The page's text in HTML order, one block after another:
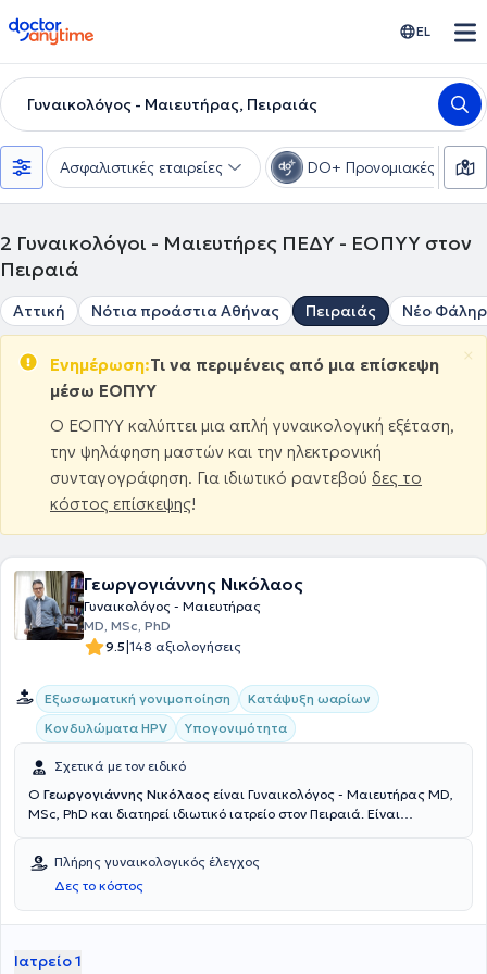
doctoranytime EL
Γυναικολόγος - Μαιευτήρας, Πειραιάς
Ασφαλιστικές εταιρείες DO+ Προνομιακές τιμές
2 Γυναικολόγοι - Μαιευτήρες ΠΕΔΥ - ΕΟΠΥΥ στον
Πειραιά
Αττική Νότια προάστια Αθήνας Πειραιάς Νέο
Ενημέρωση:Τι να περιμένεις από μια επίσκεψη
μέσω ΕΟΠΥΥ
Ο ΕΟΠΥΥ καλύπτει μια απλή γυναικολογική εξέταση,
την ψηλάφηση μαστών και την ηλεκτρονική
συνταγογράφηση. Για ιδιωτικό ραντεβού δες το
κόστος επίσκεψης!
×
Γεωργογιάννης Νικόλαος
Γυναικολόγος - Μαιευτήρας
MD, MSc, PhD
9.5|148 αξιολογήσεις
Εξωσωματική γονιμοποίηση
Κατάψυξη ωαρίων
Κονδυλώματα HPV
Υπογονιμότητα
Σχετικά με τον ειδικό
Ο Γεωργογιάννης Νικόλαος είναι Γυναικολόγος - Μαιευτήρας MD,
MSc, PhD και διατηρεί ιδιωτικό ιατρείο στον Πειραιά. Είναι
υπογονιμότητα και την γυναικεία αναπαραγωγή και πτυχίο
Ιατρικής από το ίδιο Πανεπιστήμιο. Έχει εξειδικευτεί στην Μαιευτική
και Γυναικολογία στο Γενικό Κρατικό Νοσοκομείο Νίκαιας και στο
Αρεταίειο Νοσοκομείο και στη συνέχεια μετεκπαιδεύτηκε στην
κατέχει πιστοποιήσεις στην διαγνωστική και επεμβατική
κολποσκόπηση, στην Γυναικολογική και Μαιευτική Υπερηχογραφία,
Πλήρης γυναικολογικός έλεγχος
Δες το κόστος
Ιατρείο 1